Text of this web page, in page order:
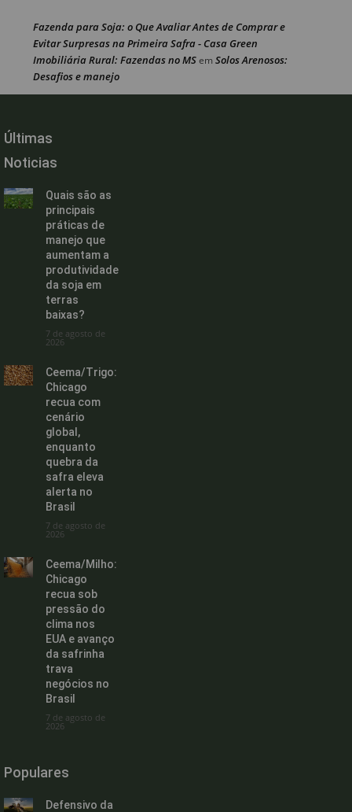
Fazenda para Soja: o Que Avaliar Antes de Comprar e
Evitar Surpresas na Primeira Safra - Casa Green
Imobiliária Rural: Fazendas no MSem Solos Arenosos:
Desafios e manejo
Últimas
Noticias
Quais são as
principais
práticas de
manejo que
aumentam a
produtividade
da soja em
terras
baixas?
7 de agosto de
2026
Ceema/Trigo:
Chicago
recua com
cenário
global,
enquanto
quebra da
safra eleva
alerta no
Brasil
7 de agosto de
2026
Ceema/Milho:
Chicago
recua sob
pressão do
clima nos
EUA e avanço
da safrinha
trava
negócios no
Brasil
7 de agosto de
2026
Populares
Defensivo da